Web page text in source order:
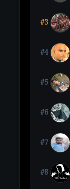
#3
#4
#5
#6
#7
#8